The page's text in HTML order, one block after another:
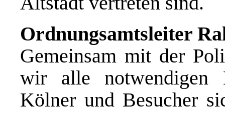
Ordnungsamtsleiter
Gemeinsam mit der
wir alle notwendigen
Kölner und Besucher